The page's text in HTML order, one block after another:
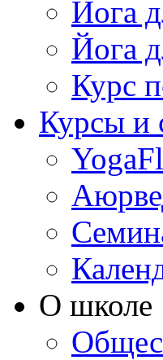
Йога
Йога
Курс
Курсы и
О школе